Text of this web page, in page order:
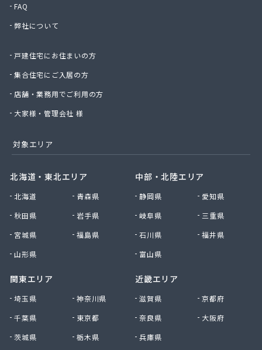
関彰商事(株) 古河LPGセンター
関東エア・ウォーター(株) つくば店
関野商店
丸高商事(株)
丸木屋商店
岩井ガス(株)
岩井農業協同組合
岩瀬設備工業(株)
菊地商店
菊地商店
吉久商店
吉原肥料店
吉川住設
吉田石油店
久新商店
久保商店
宮内商店
FAQ
弊社について
戸建住宅にお住まいの方
集合住宅にご入居の方
店舗・業務用でご利用の方
大家様・管理会社 様
対象エリア
北海道・東北エリア
北海道
青森県
秋田県
岩手県
宮城県
福島県
山形県
関東エリア
埼玉県
神奈川県
千葉県
東京都
茨城県
栃木県
中部・北陸エリア
静岡県
愛知県
岐阜県
三重県
石川県
福井県
富山県
近畿エリア
滋賀県
京都府
奈良県
大阪府
兵庫県